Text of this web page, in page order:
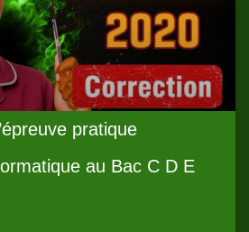
pratique
au Bac C D E